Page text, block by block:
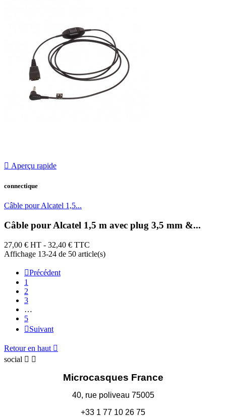
 Aperçu rapide
connectique
Câble pour Alcatel 1,5...
Câble pour Alcatel 1,5 m avec plug 3,5 mm &...
27,00 € HT - 32,40 € TTC
Affichage 13-24 de 50 article(s)
Précédent
1
2
3
…
5
Suivant
Retour en haut 
social  
Microcasques France
40, rue poliveau 75005
+33 1 77 10 26 75